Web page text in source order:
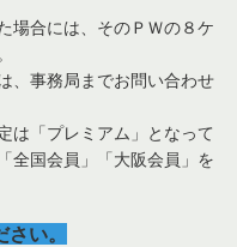
場合には、そのＰＷの８ケ
、事務局までお問い合わせ
は「プレミアム」となって
全国会員」「大阪会員」を
い。